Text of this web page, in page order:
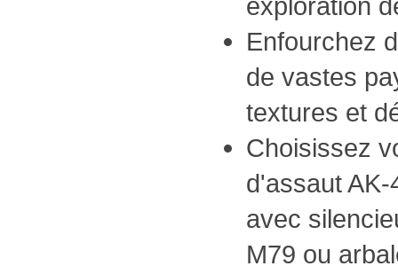
Enfourchez
de vastes
textures et
Choisissez
d'assaut
avec
M79 ou